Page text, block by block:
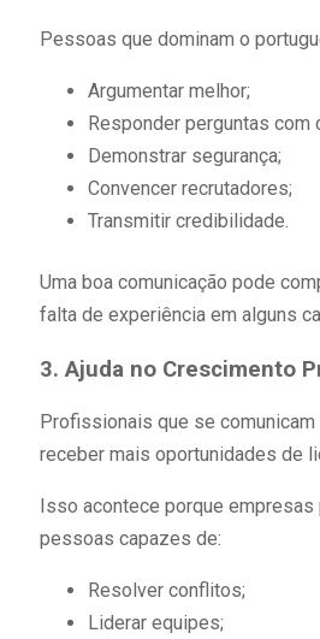
Pessoas que dominam o
Argumentar melhor;
Responder perguntas com
Demonstrar segurança;
Convencer recrutadores;
Transmitir credibilidade.
Uma boa comunicação pode
falta de experiência em alguns
3. Ajuda no Crescimento
Profissionais que se
receber mais oportunidades de
Isso acontece porque empresas
pessoas capazes de:
Resolver conflitos;
Liderar equipes;